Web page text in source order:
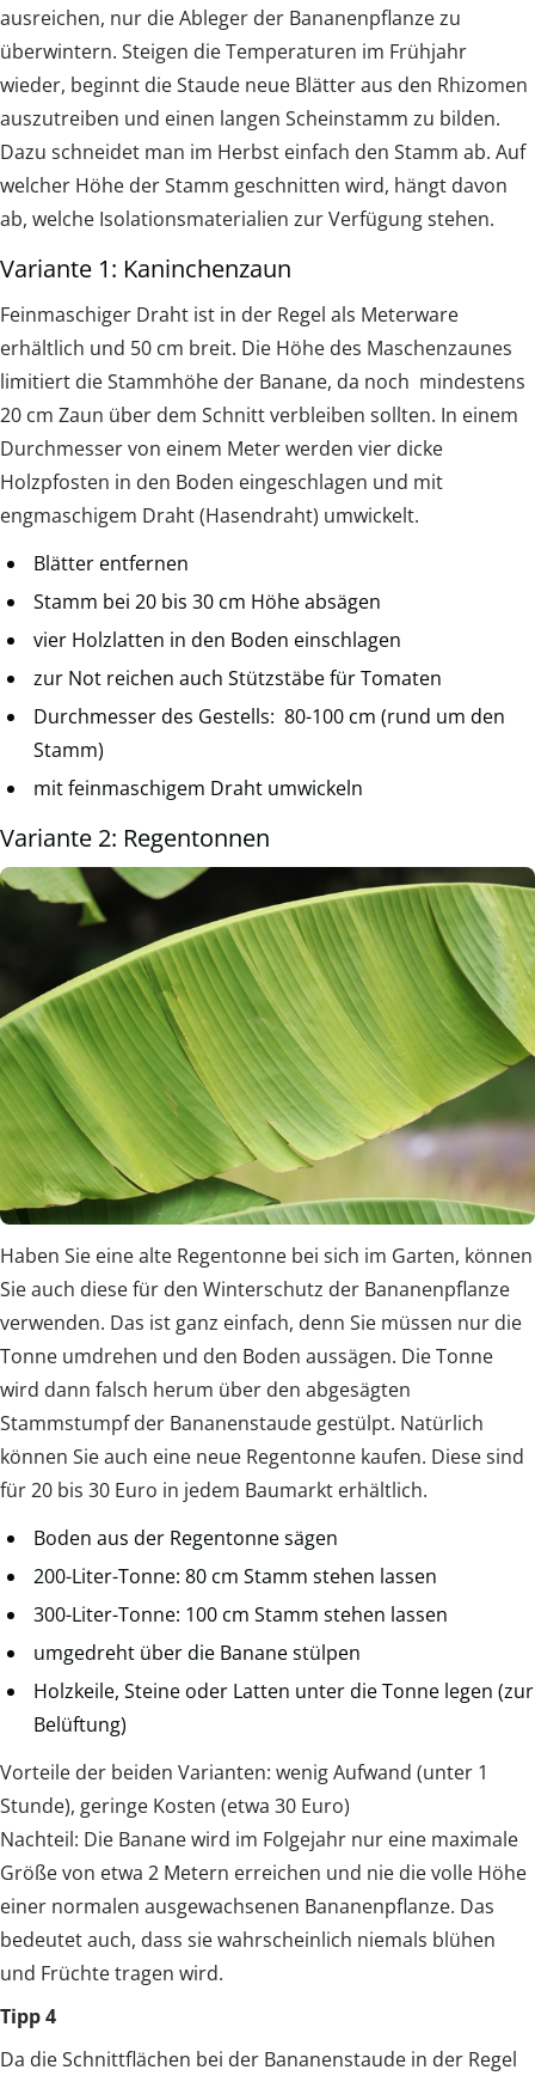
ausreichen, nur die Ableger der Bananenpflanze zu
überwintern. Steigen die Temperaturen im Frühjahr
wieder, beginnt die Staude neue Blätter aus den Rhizomen
auszutreiben und einen langen Scheinstamm zu bilden.
Dazu schneidet man im Herbst einfach den Stamm ab. Auf
welcher Höhe der Stamm geschnitten wird, hängt davon
ab, welche Isolationsmaterialien zur Verfügung stehen.
Variante 1: Kaninchenzaun
Feinmaschiger Draht ist in der Regel als Meterware
erhältlich und 50 cm breit. Die Höhe des Maschenzaunes
limitiert die Stammhöhe der Banane, da noch mindestens
20 cm Zaun über dem Schnitt verbleiben sollten. In einem
Durchmesser von einem Meter werden vier dicke
Holzpfosten in den Boden eingeschlagen und mit
engmaschigem Draht (Hasendraht) umwickelt.
Blätter entfernen
Stamm bei 20 bis 30 cm Höhe absägen
vier Holzlatten in den Boden einschlagen
zur Not reichen auch Stützstäbe für Tomaten
Durchmesser des Gestells: 80-100 cm (rund um den
Stamm)
mit feinmaschigem Draht umwickeln
Variante 2: Regentonnen
Haben Sie eine alte Regentonne bei sich im Garten, können
Sie auch diese für den Winterschutz der Bananenpflanze
verwenden. Das ist ganz einfach, denn Sie müssen nur die
Tonne umdrehen und den Boden aussägen. Die Tonne
wird dann falsch herum über den abgesägten
Stammstumpf der Bananenstaude gestülpt. Natürlich
können Sie auch eine neue Regentonne kaufen. Diese sind
für 20 bis 30 Euro in jedem Baumarkt erhältlich.
Boden aus der Regentonne sägen
200-Liter-Tonne: 80 cm Stamm stehen lassen
300-Liter-Tonne: 100 cm Stamm stehen lassen
umgedreht über die Banane stülpen
Holzkeile, Steine oder Latten unter die Tonne legen (zur
Belüftung)
Vorteile der beiden Varianten: wenig Aufwand (unter 1
Stunde), geringe Kosten (etwa 30 Euro)
Nachteil: Die Banane wird im Folgejahr nur eine maximale
Größe von etwa 2 Metern erreichen und nie die volle Höhe
einer normalen ausgewachsenen Bananenpflanze. Das
bedeutet auch, dass sie wahrscheinlich niemals blühen
und Früchte tragen wird.
Tipp 4
Da die Schnittflächen bei der Bananenstaude in der Regel